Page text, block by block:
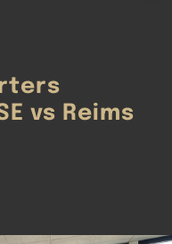
vs Reims